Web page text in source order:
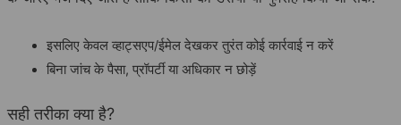
इसलिए केवल व्हाट्सएप/ईमेल देखकर तुरंत कोई कार्रवाई न करें
बिना जांच के पैसा, प्रॉपर्टी या अधिकार न छोड़ें
सही तरीका क्या है?